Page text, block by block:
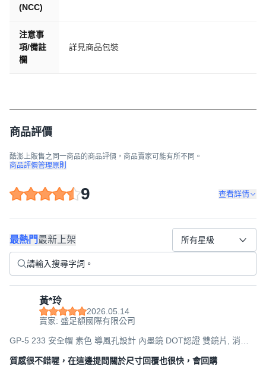
(NCC)
注意事
項/備註
欄
詳見商品包裝
商品評價
酷澎上販售之同一商品的商品評價，商品賣家可能有所不同。
商品評價管理原則
9 查看詳情
最熱門最新上架 所有星級
黃*玲
2026.05.14
賣家: 盛足額國際有限公司
GP-5 233 安全帽 素色 導風孔設計 內墨鏡 DOT認證 雙鏡片, 消光
質感很不錯喔，在這邊提問關於尺寸回覆也很快，會回購